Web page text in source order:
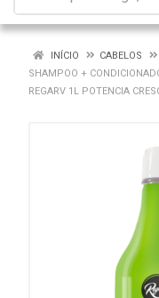
INÍCIO CABELOS
SHAMPOO +
REGARV 1L POTENCIA